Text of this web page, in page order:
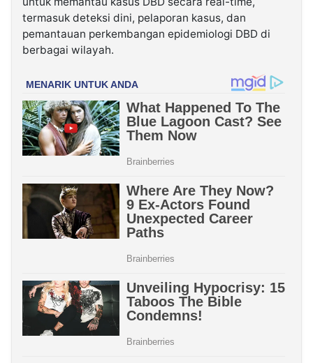
termasuk deteksi dini, pelaporan kasus, dan
pemantauan perkembangan epidemiologi DBD di
berbagai wilayah.